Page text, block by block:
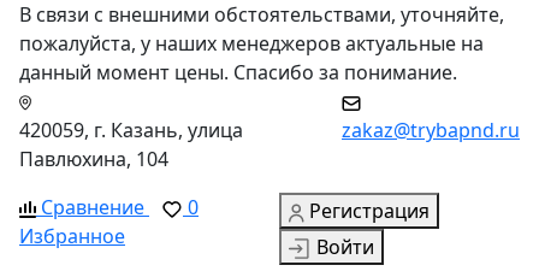
В связи с внешними обстоятельствами, уточняйте,
пожалуйста, у наших менеджеров актуальные на
данный момент цены. Спасибо за понимание.
420059, г. Казань, улица
Павлюхина, 104
zakaz@trybapnd.ru
Сравнение
0
Избранное
Регистрация
Войти